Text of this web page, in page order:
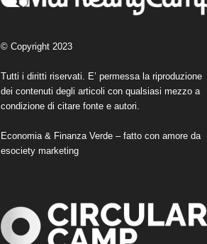
© Copyright 2023
Tutti i diritti riservati. E’ permessa la riproduzione
dei contenuti degli articoli con qualsiasi mezzo a
condizione di citare fonte e autori.
Economia & Finanza Verde – fatto con amore da
esociety marketing